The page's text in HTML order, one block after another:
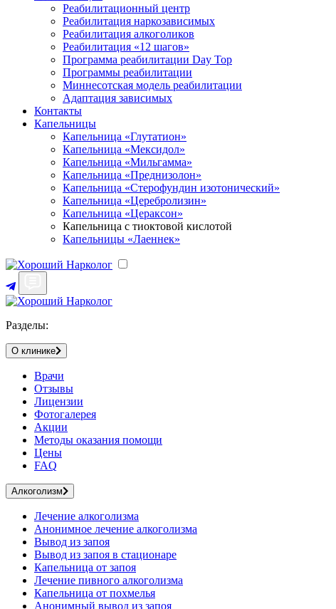
Реабилитационный центр
Реабилитация наркозависимых
Реабилитация алкоголиков
Реабилитация «12 шагов»
Программа реабилитации Day Top
Программы реабилитации
Миннесотская модель реабилитации
Адаптация зависимых
Контакты
Капельницы
Капельница «Глутатион»
Капельница «Мексидол»
Капельница «Мильгамма»
Капельница «Преднизолон»
Капельница «Стерофундин изотонический»
Капельница «Церебролизин»
Капельница «Цераксон»
Капельница с тиоктовой кислотой
Капельницы «Лаеннек»
Разделы:
О клинике
Врачи
Отзывы
Лицензии
Фотогалерея
Акции
Методы оказания помощи
Цены
FAQ
Алкоголизм
Лечение алкоголизма
Анонимное лечение алкоголизма
Вывод из запоя
Вывод из запоя в стационаре
Капельница от запоя
Лечение пивного алкоголизма
Капельница от похмелья
Анонимный вывод из запоя